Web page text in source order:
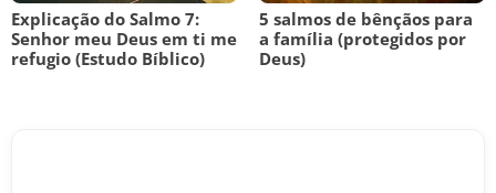
Explicação do Salmo 7:
Senhor meu Deus em ti me
refugio (Estudo Bíblico)
5 salmos de bênçãos para
a família (protegidos por
Deus)